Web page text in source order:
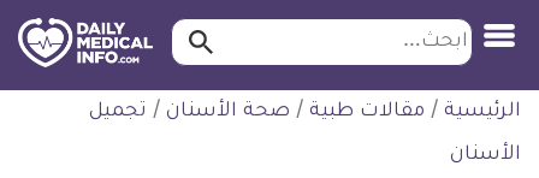
التخطي
للمحتوى
طبية
ابحث ابحث…
الرئيسية / مقالات طبية / صحة الأسنان / تجميل
الأسنان